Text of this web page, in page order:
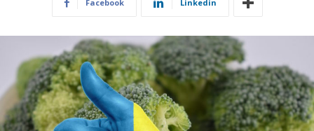
Facebook Linkedin